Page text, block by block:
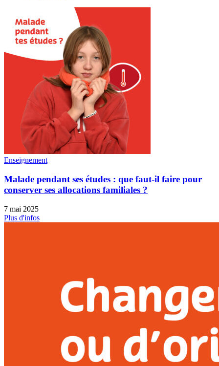
Enseignement
Malade pendant ses études : que faut-il faire pour
conserver ses allocations familiales ?
7 mai 2025
Plus d'infos